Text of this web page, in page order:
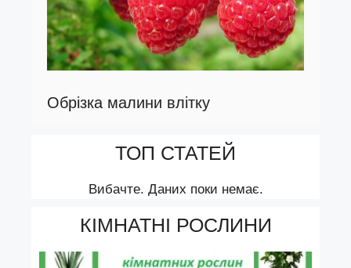
Обрізка малини влітку
ТОП СТАТЕЙ
Вибачте. Даних поки немає.
КІМНАТНІ РОСЛИНИ